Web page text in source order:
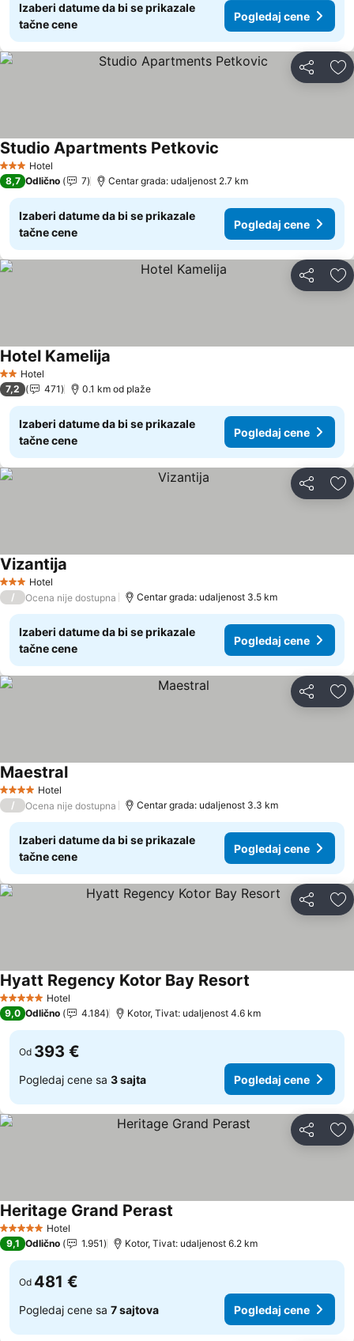
Izaberi datume da bi se prikazale
tačne cene
Pogledaj cene
Deli
3 Zvezdice
Hotel
Studio Apartments Petkovic
8,7 Odlično 7 Centar grada: udaljenost 2.7 km
Izaberi datume da bi se prikazale
tačne cene
Pogledaj cene
Deli
2 Zvezdice
Hotel
Hotel Kamelija
7,2 471 0.1 km od plaže
Izaberi datume da bi se prikazale
tačne cene
Pogledaj cene
Deli
3 Zvezdice
Hotel
Vizantija
/ Ocena nije dostupna Centar grada: udaljenost 3.5 km
Izaberi datume da bi se prikazale
tačne cene
Pogledaj cene
Deli
4 ZvezdiceHotel
MaestralPogledaj cene
/ Ocena nije dostupna Centar grada: udaljenost 3.3 km
Izaberi datume da bi se prikazale
tačne cene
Pogledaj cene
Deli
5 ZvezdiceHotel
Hyatt Regency Kotor Bay Resort
9,0 Odlično 4.184 Kotor, Tivat: udaljenost 4.6 km
Od 393 €
Pogledaj cene sa 3 sajta Pogledaj cene
Deli
5 ZvezdiceHotel
Heritage Grand Perast
9,1 Odlično 1.951 Kotor, Tivat: udaljenost 6.2 km
Od 481 €
Pogledaj cene sa 7 sajtova Pogledaj cene